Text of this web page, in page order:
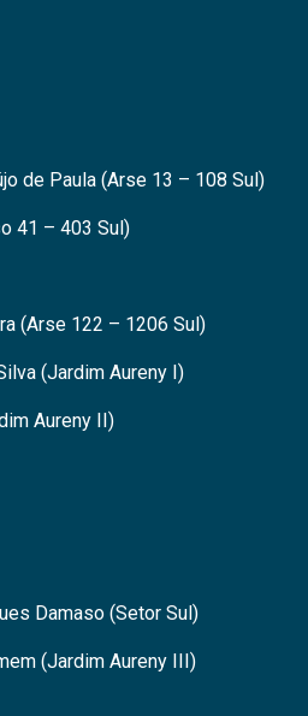
de Paula (Arse 13 – 108 Sul)
41 – 403 Sul)
(Arse 122 – 1206 Sul)
(Jardim Aureny I)
Aureny II)
Damaso (Setor Sul)
(Jardim Aureny III)